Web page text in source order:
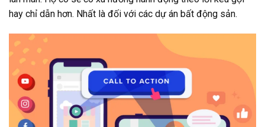
hay chỉ dẫn hơn. Nhất là đối với các dự án bất động sản.